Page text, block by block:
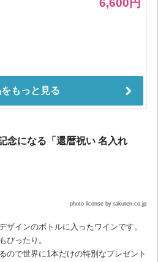
念になる「還暦祝い 名入れ
photo license by rakuten.co.jp
ザインのボトルに入ったワインです。
ぴったり。
ので世界に1本だけの特別なプレゼント